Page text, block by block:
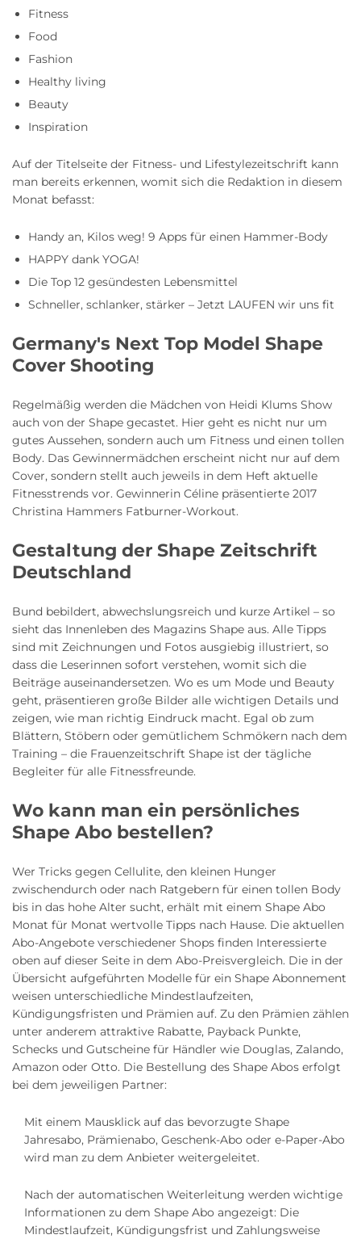
Fitness
Food
Fashion
Healthy living
Beauty
Inspiration
Auf der Titelseite der Fitness- und Lifestylezeitschrift kann
man bereits erkennen, womit sich die Redaktion in diesem
Monat befasst:
Handy an, Kilos weg! 9 Apps für einen Hammer-Body
HAPPY dank YOGA!
Die Top 12 gesündesten Lebensmittel
Schneller, schlanker, stärker – Jetzt LAUFEN wir uns fit
Germany's Next Top Model Shape
Cover Shooting
Regelmäßig werden die Mädchen von Heidi Klums Show
auch von der Shape gecastet. Hier geht es nicht nur um
gutes Aussehen, sondern auch um Fitness und einen tollen
Body. Das Gewinnermädchen erscheint nicht nur auf dem
Cover, sondern stellt auch jeweils in dem Heft aktuelle
Fitnesstrends vor. Gewinnerin Céline präsentierte 2017
Christina Hammers Fatburner-Workout.
Gestaltung der Shape Zeitschrift
Deutschland
Bund bebildert, abwechslungsreich und kurze Artikel – so
sieht das Innenleben des Magazins Shape aus. Alle Tipps
sind mit Zeichnungen und Fotos ausgiebig illustriert, so
dass die Leserinnen sofort verstehen, womit sich die
Beiträge auseinandersetzen. Wo es um Mode und Beauty
geht, präsentieren große Bilder alle wichtigen Details und
zeigen, wie man richtig Eindruck macht. Egal ob zum
Blättern, Stöbern oder gemütlichem Schmökern nach dem
Training – die Frauenzeitschrift Shape ist der tägliche
Begleiter für alle Fitnessfreunde.
Wo kann man ein persönliches
Shape Abo bestellen?
Wer Tricks gegen Cellulite, den kleinen Hunger
zwischendurch oder nach Ratgebern für einen tollen Body
bis in das hohe Alter sucht, erhält mit einem Shape Abo
Monat für Monat wertvolle Tipps nach Hause. Die aktuellen
Abo-Angebote verschiedener Shops finden Interessierte
oben auf dieser Seite in dem Abo-Preisvergleich. Die in der
Übersicht aufgeführten Modelle für ein Shape Abonnement
weisen unterschiedliche Mindestlaufzeiten,
Kündigungsfristen und Prämien auf. Zu den Prämien zählen
unter anderem attraktive Rabatte, Payback Punkte,
Schecks und Gutscheine für Händler wie Douglas, Zalando,
Amazon oder Otto. Die Bestellung des Shape Abos erfolgt
bei dem jeweiligen Partner:
Mit einem Mausklick auf das bevorzugte Shape
Jahresabo, Prämienabo, Geschenk-Abo oder e-Paper-Abo
wird man zu dem Anbieter weitergeleitet.
Nach der automatischen Weiterleitung werden wichtige
Informationen zu dem Shape Abo angezeigt: Die
Mindestlaufzeit, Kündigungsfrist und Zahlungsweise